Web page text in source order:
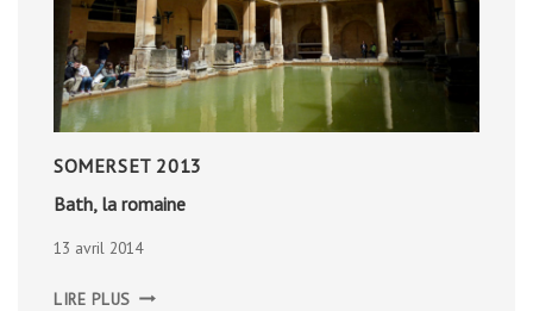
SOMERSET 2013
Bath, la romaine
13 avril 2014
LIRE PLUS